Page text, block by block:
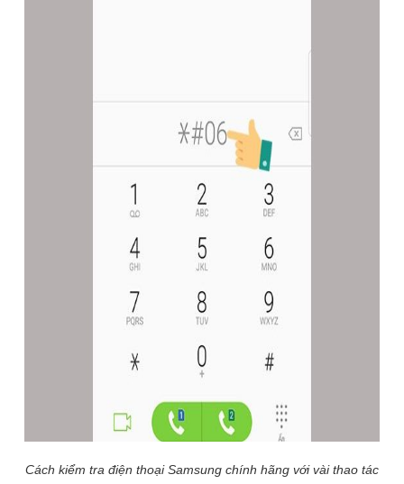
Cách kiểm tra điện thoại Samsung chính hãng với vài thao tác